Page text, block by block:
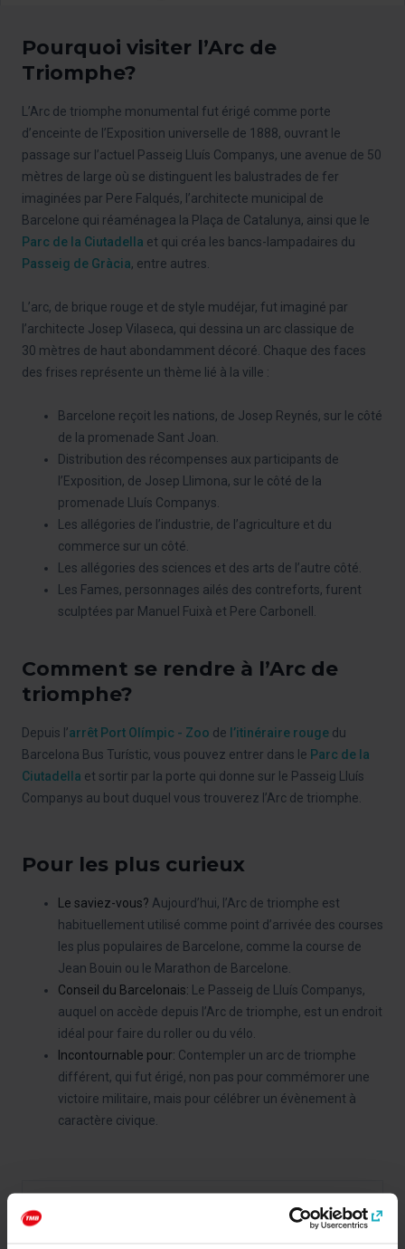
Pourquoi visiter l’Arc de
Triomphe?
L’Arc de triomphe monumental fut érigé comme porte
d’enceinte de l’Exposition universelle de 1888, ouvrant le
passage sur l’actuel Passeig Lluís Companys, une avenue de 50
mètres de large où se distinguent les balustrades de fer
imaginées par Pere Falqués, l’architecte municipal de
Barcelone qui réaménagea la Plaça de Catalunya, ainsi que le
Parc de la Ciutadella et qui créa les bancs-lampadaires du
Passeig de Gràcia, entre autres.
L’arc, de brique rouge et de style mudéjar, fut imaginé par
l’architecte Josep Vilaseca, qui dessina un arc classique de
30 mètres de haut abondamment décoré. Chaque des faces
des frises représente un thème lié à la ville :
Barcelone reçoit les nations, de Josep Reynés, sur le côté
de la promenade Sant Joan.
Distribution des récompenses aux participants de
l’Exposition, de Josep Llimona, sur le côté de la
promenade Lluís Companys.
Les allégories de l’industrie, de l’agriculture et du
commerce sur un côté.
Les allégories des sciences et des arts de l’autre côté.
Les Fames, personnages ailés des contreforts, furent
sculptées par Manuel Fuixà et Pere Carbonell.
Comment se rendre à l’Arc de
triomphe?
Depuis l’arrêt Port Olímpic - Zoo de l’itinéraire rouge du
Barcelona Bus Turístic, vous pouvez entrer dans le Parc de la
Ciutadella et sortir par la porte qui donne sur le Passeig Lluís
Companys au bout duquel vous trouverez l’Arc de triomphe.
Pour les plus curieux
Le saviez-vous? Aujourd’hui, l’Arc de triomphe est
habituellement utilisé comme point d’arrivée des courses
les plus populaires de Barcelone, comme la course de
Jean Bouin ou le Marathon de Barcelone.
Conseil du Barcelonais: Le Passeig de Lluís Companys,
auquel on accède depuis l’Arc de triomphe, est un endroit
idéal pour faire du roller ou du vélo.
Incontournable pour: Contempler un arc de triomphe
différent, qui fut érigé, non pas pour commémorer une
victoire militaire, mais pour célébrer un évènement à
caractère civique.